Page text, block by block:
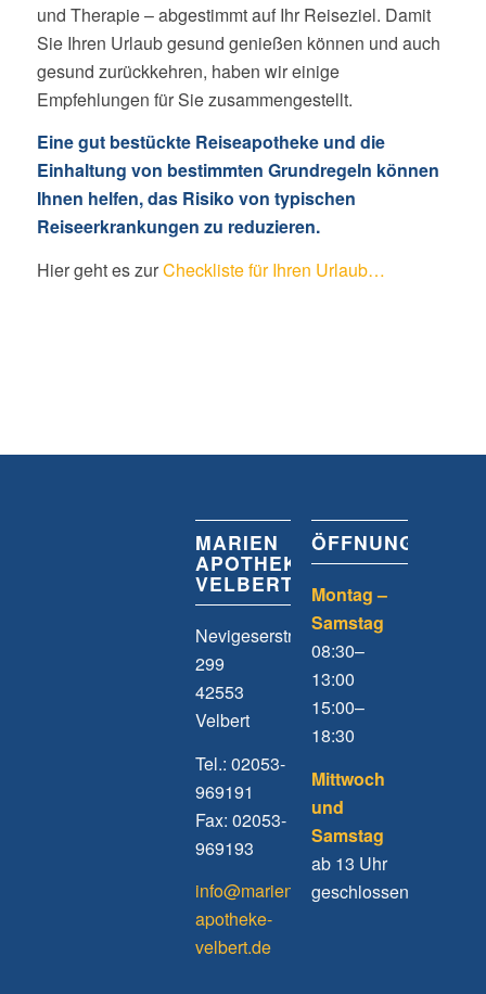
und Therapie – abgestimmt auf Ihr Reiseziel. Damit
Sie Ihren Urlaub gesund genießen können und auch
gesund zurückkehren, haben wir einige
Empfehlungen für Sie zusammengestellt.
Eine gut bestückte Reiseapotheke und die
Einhaltung von bestimmten Grundregeln können
Ihnen helfen, das Risiko von typischen
Reiseerkrankungen zu reduzieren.
Hier geht es zurCheckliste für Ihren Urlaub…
MARIEN
APOTHEKE
VELBERT
Nevigeserstrasse
299
42553
Velbert
Tel.: 02053-
969191
Fax: 02053-
969193
info@marien-
apotheke-
velbert.de
Montag –
Samstag
08:30–
13:00
15:00–
18:30
Mittwoch
und
Samstag
ab 13 Uhr
geschlossen